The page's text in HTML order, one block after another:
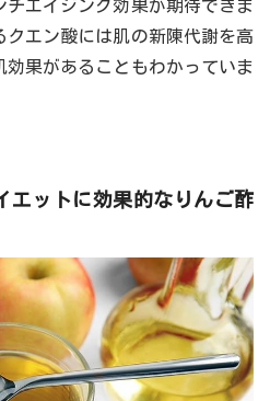
エイジング効果が期待できま
エン酸には肌の新陳代謝を高
果があることもわかっていま
エットに効果的なりんご酢